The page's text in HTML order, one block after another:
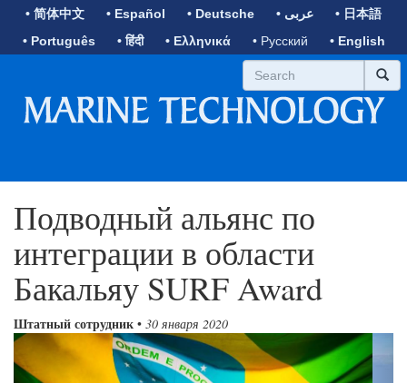
• 简体中文 • Español • Deutsche • عربى
• 日本語
• Português
• हिंदी • Ελληνικά • Русский • English
Подводный альянс по
интеграции в области
Бакальяу SURF Award
Штатный сотрудник • 30 января 2020
Previous Next